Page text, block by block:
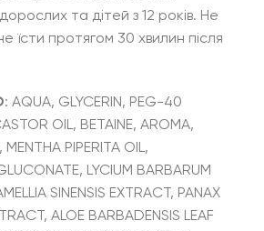
та дітей з 12 років. Не
їсти протягом 30 хвилин після
: AQUA, GLYCERIN, PEG-40
OIL, BETAINE, AROMA,
PIPERITA OIL,
LYCIUM BARBARUM
SINENSIS EXTRACT, PANAX
ALOE BARBADENSIS LEAF